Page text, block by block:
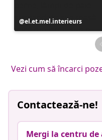
Postare
publicată
el.et.mel.interieurs
Vezi cum să încarci
Contactează-ne!
Mergi la centru